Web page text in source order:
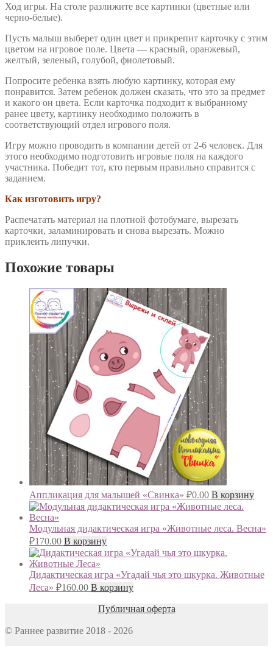
Ход игры. На столе разлижите все картинки (цветные или
черно-белые).
Пусть малыш выберет один цвет и прикрепит карточку с этим
цветом на игровое поле. Цвета — красный, оранжевый,
желтый, зеленый, голубой, фиолетовый.
Попросите ребенка взять любую картинку, которая ему
понравится. Затем ребенок должен сказать, что это за предмет
и какого он цвета. Если карточка подходит к выбранному
ранее цвету, картинку необходимо положить в
соответствующий отдел игрового поля.
Игру можно проводить в компании детей от 2-6 человек. Для
этого необходимо подготовить игровые поля на каждого
участника. Победит тот, кто первым правильно справится с
заданием.
Как изготовить игру?
Распечатать материал на плотной фотобумаге, вырезать
карточки, заламинировать и снова вырезать. Можно
приклеить липучки.
Похожие товары
Аппликация для малышей «Свинка» ₽0.00 В корзину
Модульная дидактическая игра «Животные леса. Весна»
₽170.00 В корзину
Дидактическая игра «Угадай чья это шкурка. Животные
Леса» ₽160.00 В корзину
Публичная оферта
© Раннее развитие 2018 - 2026